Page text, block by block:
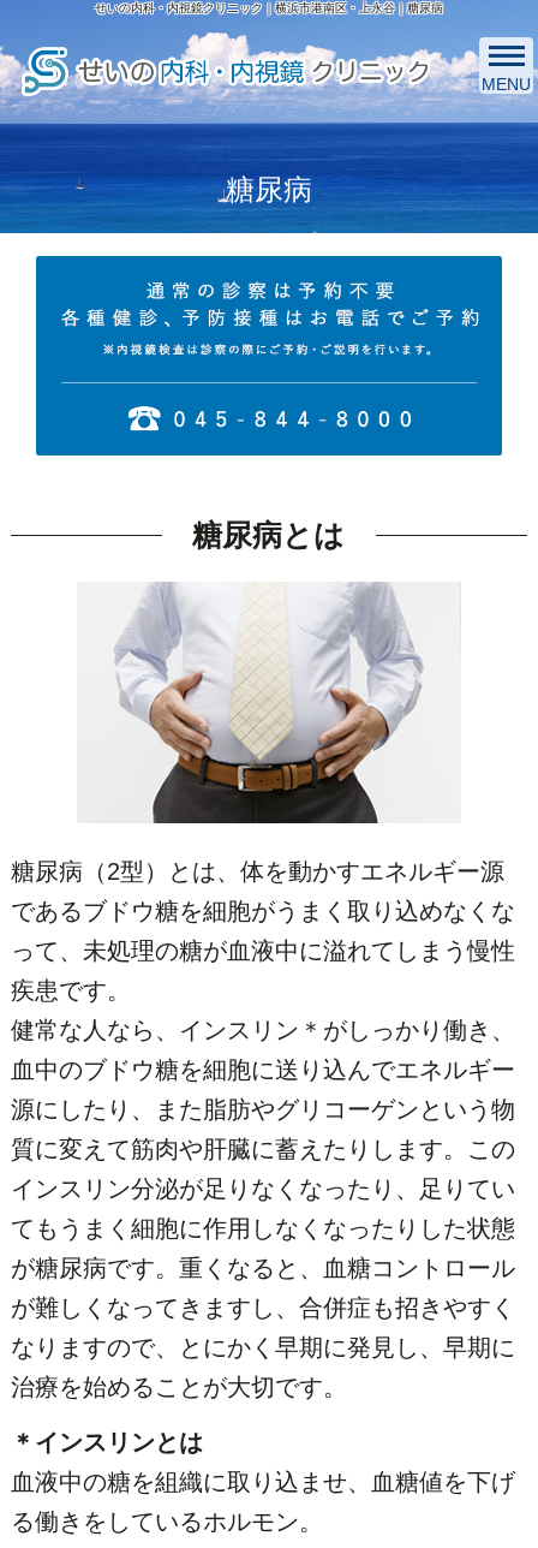
せいの内科・内視鏡クリニック｜横浜市港南区・上永谷｜糖尿病
糖尿病
MENU
糖尿病とは
糖尿病（2型）とは、体を動かすエネルギー源
であるブドウ糖を細胞がうまく取り込めなくな
って、未処理の糖が血液中に溢れてしまう慢性
疾患です。
健常な人なら、インスリン＊がしっかり働き、
血中のブドウ糖を細胞に送り込んでエネルギー
源にしたり、また脂肪やグリコーゲンという物
質に変えて筋肉や肝臓に蓄えたりします。この
インスリン分泌が足りなくなったり、足りてい
てもうまく細胞に作用しなくなったりした状態
が糖尿病です。重くなると、血糖コントロール
が難しくなってきますし、合併症も招きやすく
なりますので、とにかく早期に発見し、早期に
治療を始めることが大切です。
＊インスリンとは
血液中の糖を組織に取り込ませ、血糖値を下げ
る働きをしているホルモン。